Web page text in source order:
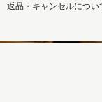
返品・キャンセルについ